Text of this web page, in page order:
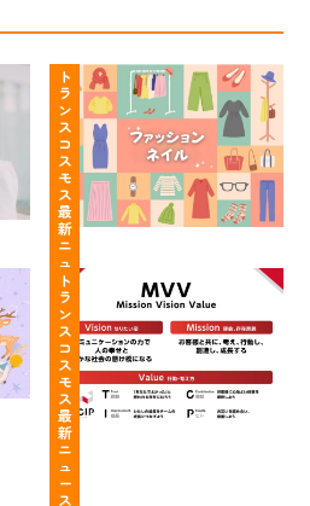
ト
ラ
ン
ス
コ
ス
モ
ス
最
新
ニ
ュ
ー
ス
ー
ル
セ
ン
タ
ー
は
服
装・
髪
色・
ネ
イ
ル
自
由
っ
て
知
ト
ラ
ン
ス
コ
ス
モ
ス
最
新
ニ
ュ
ー
ス
や
る
こ
と
が
明
確！
行
動
し
や